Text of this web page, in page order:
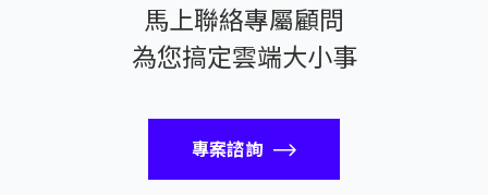
馬上聯絡專屬顧問
為您搞定雲端大小事
專案諮詢